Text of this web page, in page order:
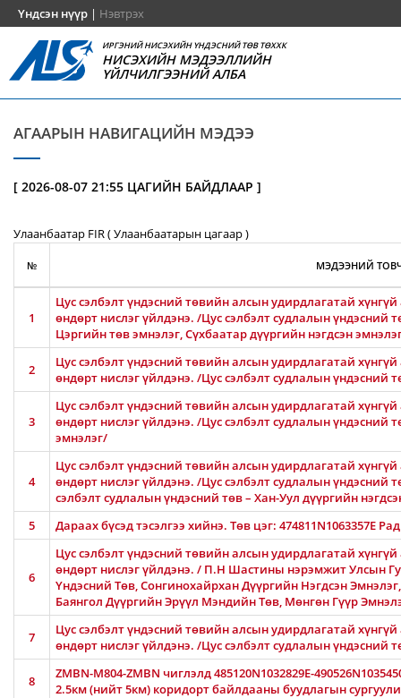
Үндсэн нүүр | Нэвтрэх
ИРГЭНИЙ НИСЭХИЙН ҮНДЭСНИЙ ТӨВ ТӨХХК
НИСЭХИЙН МЭДЭЭЛЛИЙН
ҮЙЛЧИЛГЭЭНИЙ АЛБА
АГААРЫН НАВИГАЦИЙН МЭДЭЭ
[ 2026-08-07 21:55 ЦАГИЙН БАЙДЛААР ]
Улаанбаатар FIR ( Улаанбаатарын цагаар )
№ МЭДЭЭНИЙ
1
Цус сэлбэлт үндэсний төвийн алсын удирдлагатай
өндөрт нислэг үйлдэнэ. /Цус сэлбэлт судлалын үндэсний
Цэргийн төв эмнэлэг, Сүхбаатар дүүргийн нэгдсэн
2
Цус сэлбэлт үндэсний төвийн алсын удирдлагатай
өндөрт нислэг үйлдэнэ. /Цус сэлбэлт судлалын үндэсний
3
Цус сэлбэлт үндэсний төвийн алсын удирдлагатай
өндөрт нислэг үйлдэнэ. /Цус сэлбэлт судлалын
эмнэлэг/
4
Цус сэлбэлт үндэсний төвийн алсын удирдлагатай
өндөрт нислэг үйлдэнэ. /Цус сэлбэлт судлалын үндэсний
сэлбэлт судлалын үндэсний төв – Хан-Уул дүүргийн
5
Дараах бүсэд тэсэлгээ хийнэ. Төв цэг: 474811N1063357E
6
Цус сэлбэлт үндэсний төвийн алсын удирдлагатай
өндөрт нислэг үйлдэнэ. / П.Н Шастины нэрэмжит Улсын
Үндэсний Төв, Сонгинохайрхан Дүүргийн Нэгдсэн
Баянгол Дүүргийн Эрүүл Мэндийн Төв, Мөнгөн Гүүр
7
Цус сэлбэлт үндэсний төвийн алсын удирдлагатай
өндөрт нислэг үйлдэнэ. /Цус сэлбэлт судлалын
8
ZMBN-M804-ZMBN чиглэлд 485120N1032829E-
2.5км (нийт 5км) коридорт байлдааны буудлагын